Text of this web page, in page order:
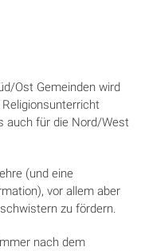
Ost Gemeinden wird
auch für die Nord/West
(und eine
vor allem aber
zu fördern.
nach dem